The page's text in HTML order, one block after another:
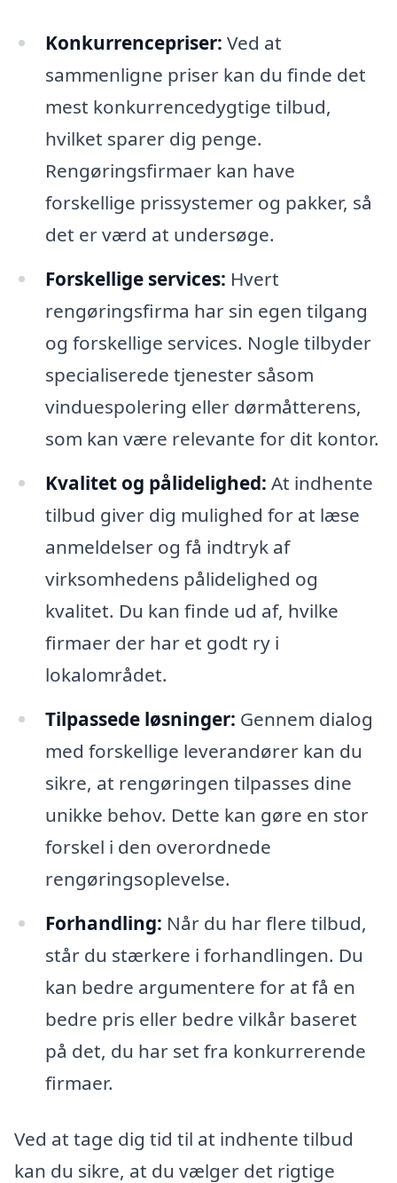
Konkurrencepriser: Ved at
sammenligne priser kan du finde det
mest konkurrencedygtige tilbud,
hvilket sparer dig penge.
Rengøringsfirmaer kan have
forskellige prissystemer og pakker, så
det er værd at undersøge.
Forskellige services: Hvert
rengøringsfirma har sin egen tilgang
og forskellige services. Nogle tilbyder
specialiserede tjenester såsom
vinduespolering eller dørmåtterens,
som kan være relevante for dit kontor.
Kvalitet og pålidelighed: At indhente
tilbud giver dig mulighed for at læse
anmeldelser og få indtryk af
virksomhedens pålidelighed og
kvalitet. Du kan finde ud af, hvilke
firmaer der har et godt ry i
lokalområdet.
Tilpassede løsninger: Gennem dialog
med forskellige leverandører kan du
sikre, at rengøringen tilpasses dine
unikke behov. Dette kan gøre en stor
forskel i den overordnede
rengøringsoplevelse.
Forhandling: Når du har flere tilbud,
står du stærkere i forhandlingen. Du
kan bedre argumentere for at få en
bedre pris eller bedre vilkår baseret
på det, du har set fra konkurrerende
firmaer.
Ved at tage dig tid til at indhente tilbud
kan du sikre, at du vælger det rigtige